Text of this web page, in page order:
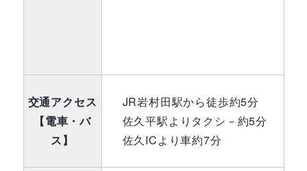
交通アクセス
【電車・バ
ス】
JR岩村田駅から徒歩約5分
佐久平駅よりタクシ－約5分
佐久ICより車約7分